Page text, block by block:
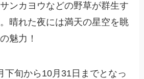
ンカヨウなどの野草が群生す
晴れた夜には満天の星空を眺
魅力！
下旬から10月31日までとなっ